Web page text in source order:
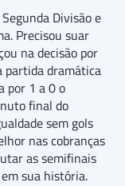
Divisão e
Precisou suar
na decisão por
partida dramática
por 1 a 0 o
final do
sem gols
nas cobranças
as semifinais
sua história.